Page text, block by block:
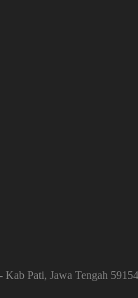
Pati, Jawa Tengah 59154